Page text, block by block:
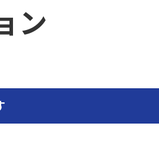
クトリーAI / 分析
ン